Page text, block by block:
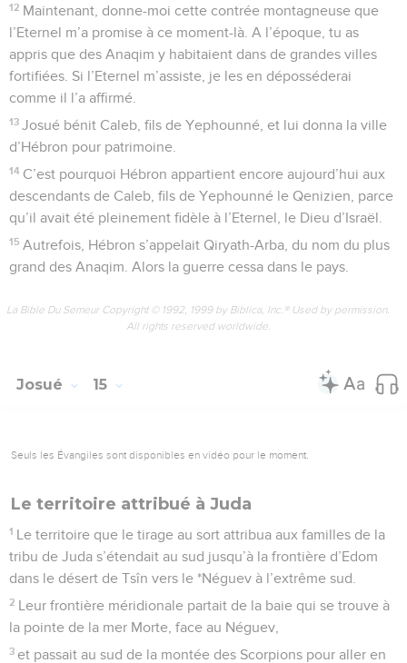
12 Maintenant, donne-moi cette contrée montagneuse que
l’Eternel m’a promise à ce moment-là. A l’époque, tu as
appris que des Anaqim y habitaient dans de grandes villes
fortifiées. Si l’Eternel m’assiste, je les en déposséderai
comme il l’a affirmé.
13 Josué bénit Caleb, fils de Yephounné, et lui donna la ville
d’Hébron pour patrimoine.
14 C’est pourquoi Hébron appartient encore aujourd’hui aux
descendants de Caleb, fils de Yephounné le Qenizien, parce
qu’il avait été pleinement fidèle à l’Eternel, le Dieu d’Israël.
15 Autrefois, Hébron s’appelait Qiryath-Arba, du nom du plus
grand des Anaqim. Alors la guerre cessa dans le pays.
La Bible Du Semeur Copyright © 1992, 1999 by Biblica, Inc.® Used by permission.
All rights reserved worldwide.
Josué 15
Seuls les Évangiles sont disponibles en vidéo pour le moment.
Le territoire attribué à Juda
1 Le territoire que le tirage au sort attribua aux familles de la
tribu de Juda s’étendait au sud jusqu’à la frontière d’Edom
dans le désert de Tsîn vers le *Néguev à l’extrême sud.
2 Leur frontière méridionale partait de la baie qui se trouve à
la pointe de la mer Morte, face au Néguev,
3 et passait au sud de la montée des Scorpions pour aller en